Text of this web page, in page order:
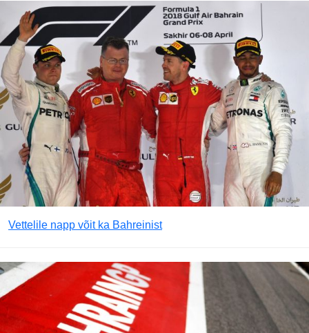
Vettelile napp võit ka Bahreinist